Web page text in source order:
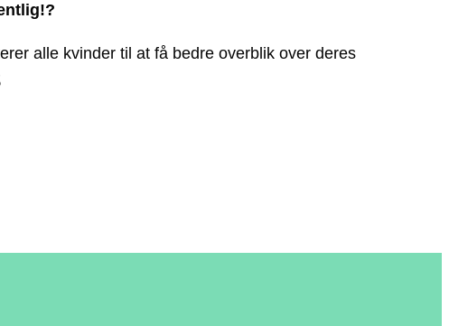
alle kvinder til at få bedre overblik over deres